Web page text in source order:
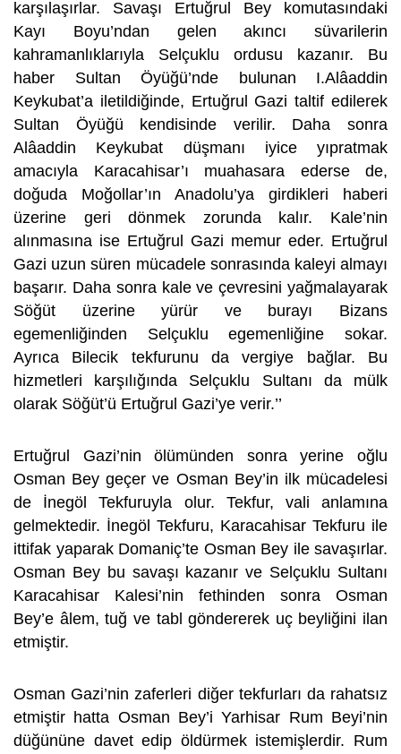
karşılaşırlar. Savaşı Ertuğrul Bey komutasındaki
Kayı Boyu’ndan gelen akıncı süvarilerin
kahramanlıklarıyla Selçuklu ordusu kazanır. Bu
haber Sultan Öyüğü’nde bulunan I.Alâaddin
Keykubat’a iletildiğinde, Ertuğrul Gazi taltif edilerek
Sultan Öyüğü kendisinde verilir. Daha sonra
Alâaddin Keykubat düşmanı iyice yıpratmak
amacıyla Karacahisar’ı muahasara ederse de,
doğuda Moğollar’ın Anadolu’ya girdikleri haberi
üzerine geri dönmek zorunda kalır. Kale’nin
alınmasına ise Ertuğrul Gazi memur eder. Ertuğrul
Gazi uzun süren mücadele sonrasında kaleyi almayı
başarır. Daha sonra kale ve çevresini yağmalayarak
Söğüt üzerine yürür ve burayı Bizans
egemenliğinden Selçuklu egemenliğine sokar.
Ayrıca Bilecik tekfurunu da vergiye bağlar. Bu
hizmetleri karşılığında Selçuklu Sultanı da mülk
olarak Söğüt’ü Ertuğrul Gazi’ye verir.’’
Ertuğrul Gazi’nin ölümünden sonra yerine oğlu
Osman Bey geçer ve Osman Bey’in ilk mücadelesi
de İnegöl Tekfuruyla olur. Tekfur, vali anlamına
gelmektedir. İnegöl Tekfuru, Karacahisar Tekfuru ile
ittifak yaparak Domaniç’te Osman Bey ile savaşırlar.
Osman Bey bu savaşı kazanır ve Selçuklu Sultanı
Karacahisar Kalesi’nin fethinden sonra Osman
Bey’e âlem, tuğ ve tabl göndererek uç beyliğini ilan
etmiştir.
Osman Gazi’nin zaferleri diğer tekfurları da rahatsız
etmiştir hatta Osman Bey’i Yarhisar Rum Beyi’nin
düğününe davet edip öldürmek istemişlerdir. Rum